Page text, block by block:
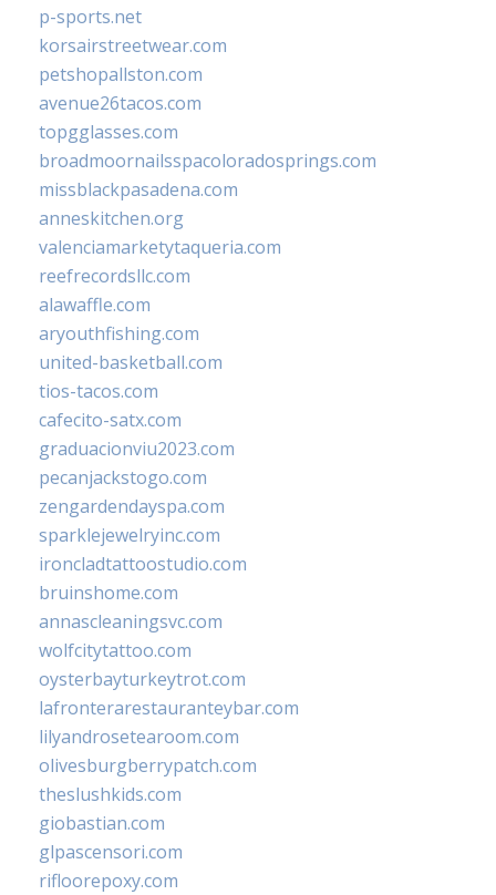
p-sports.net
korsairstreetwear.com
petshopallston.com
avenue26tacos.com
topgglasses.com
broadmoornailsspacoloradosprings.com
missblackpasadena.com
anneskitchen.org
valenciamarketytaqueria.com
reefrecordsllc.com
alawaffle.com
aryouthfishing.com
united-basketball.com
tios-tacos.com
cafecito-satx.com
graduacionviu2023.com
pecanjackstogo.com
zengardendayspa.com
sparklejewelryinc.com
ironcladtattoostudio.com
bruinshome.com
annascleaningsvc.com
wolfcitytattoo.com
oysterbayturkeytrot.com
lafronterarestauranteybar.com
lilyandrosetearoom.com
olivesburgberrypatch.com
theslushkids.com
giobastian.com
glpascensori.com
rifloorepoxy.com